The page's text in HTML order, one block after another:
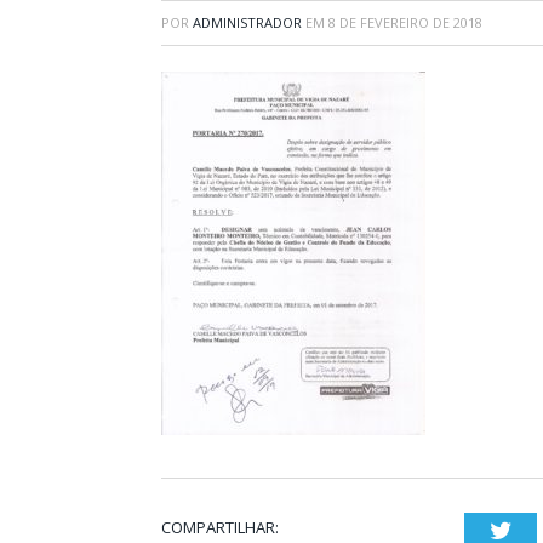
POR ADMINISTRADOR EM 8 DE FEVEREIRO DE 2018
COMPARTILHAR: